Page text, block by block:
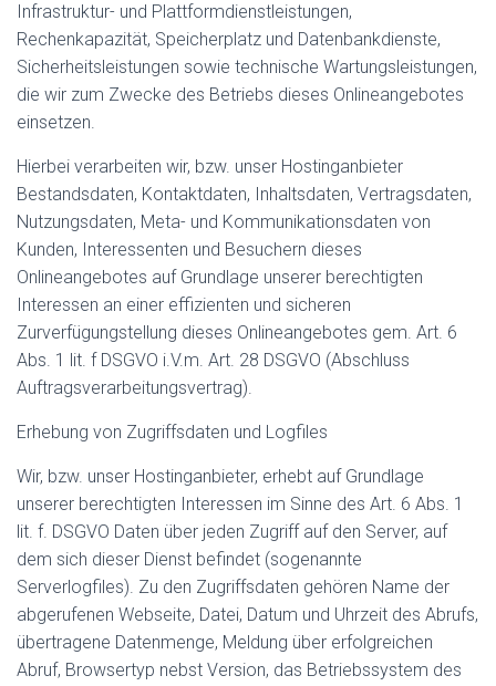
Infrastruktur- und Plattformdienstleistungen,
Rechenkapazität, Speicherplatz und Datenbankdienste,
Sicherheitsleistungen sowie technische Wartungsleistungen,
die wir zum Zwecke des Betriebs dieses Onlineangebotes
einsetzen.
Hierbei verarbeiten wir, bzw. unser Hostinganbieter
Bestandsdaten, Kontaktdaten, Inhaltsdaten, Vertragsdaten,
Nutzungsdaten, Meta- und Kommunikationsdaten von
Kunden, Interessenten und Besuchern dieses
Onlineangebotes auf Grundlage unserer berechtigten
Interessen an einer effizienten und sicheren
Zurverfügungstellung dieses Onlineangebotes gem. Art. 6
Abs. 1 lit. f DSGVO i.V.m. Art. 28 DSGVO (Abschluss
Auftragsverarbeitungsvertrag).
Erhebung von Zugriffsdaten und Logfiles
Wir, bzw. unser Hostinganbieter, erhebt auf Grundlage
unserer berechtigten Interessen im Sinne des Art. 6 Abs. 1
lit. f. DSGVO Daten über jeden Zugriff auf den Server, auf
dem sich dieser Dienst befindet (sogenannte
Serverlogfiles). Zu den Zugriffsdaten gehören Name der
abgerufenen Webseite, Datei, Datum und Uhrzeit des Abrufs,
übertragene Datenmenge, Meldung über erfolgreichen
Abruf, Browsertyp nebst Version, das Betriebssystem des